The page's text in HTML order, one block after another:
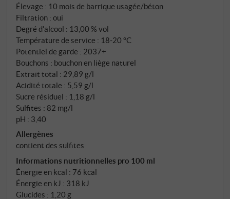
petites cuves en acier afin de préserver les
caractéristiques propres à chacun. Après la
fermentation malolactique, le vin mûrit pendant dix
mois, en partie dans des barriques Ornellaia
usagées, en partie dans des cuves en béton – un
équilibre délibéré entre structure et expression
fruitée.
Élevage : 10 mois de barrique usagée/béton
Filtration : oui
Degré d'alcool : 13,00 % vol
Température de service : 18‑20 °C
Potentiel de garde : 2037+
Bouchons : bouchon en liège naturel
Extrait total : 29,89 g/l
Acidité totale : 5,59 g/l
Sucre résiduel : 1,18 g/l
Sulfites : 82 mg/l
pH : 3,40
Allergènes
contient des sulfites
Informations nutritionnelles pro 100 ml
Énergie en kcal : 76 kcal
Énergie en kJ : 318 kJ
Glucides : 1,20 g